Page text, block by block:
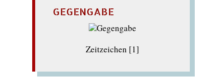
GEGENGABE
Zeitzeichen [1]